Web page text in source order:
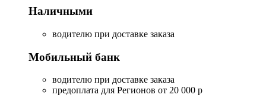
Наличными
водителю при доставке заказа
Мобильный банк
водителю при доставке заказа
предоплата для Регионов от 20 000 р